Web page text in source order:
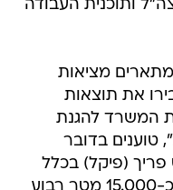
ותוכנית העבודה
מציאות
את תוצאות
2007: "טענות המשרד להגנת
טוענים בדובר
פריך (פיקל) בכלל